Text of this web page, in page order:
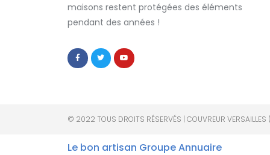
maisons restent protégées des éléments
pendant des années !
© 2022 TOUS DROITS RÉSERVÉS | COUVREUR
Le bon artisan Groupe Annuaire